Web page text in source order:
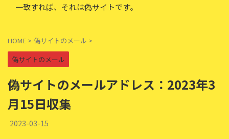
一致すれば、それは偽サイトです。
HOME > 偽サイトのメール >
偽サイトのメール
偽サイトのメールアドレス：2023年3
月15日収集
2023-03-15